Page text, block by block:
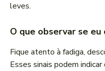
leves.
O que observar se
Fique atento à fadiga,
Esses sinais podem